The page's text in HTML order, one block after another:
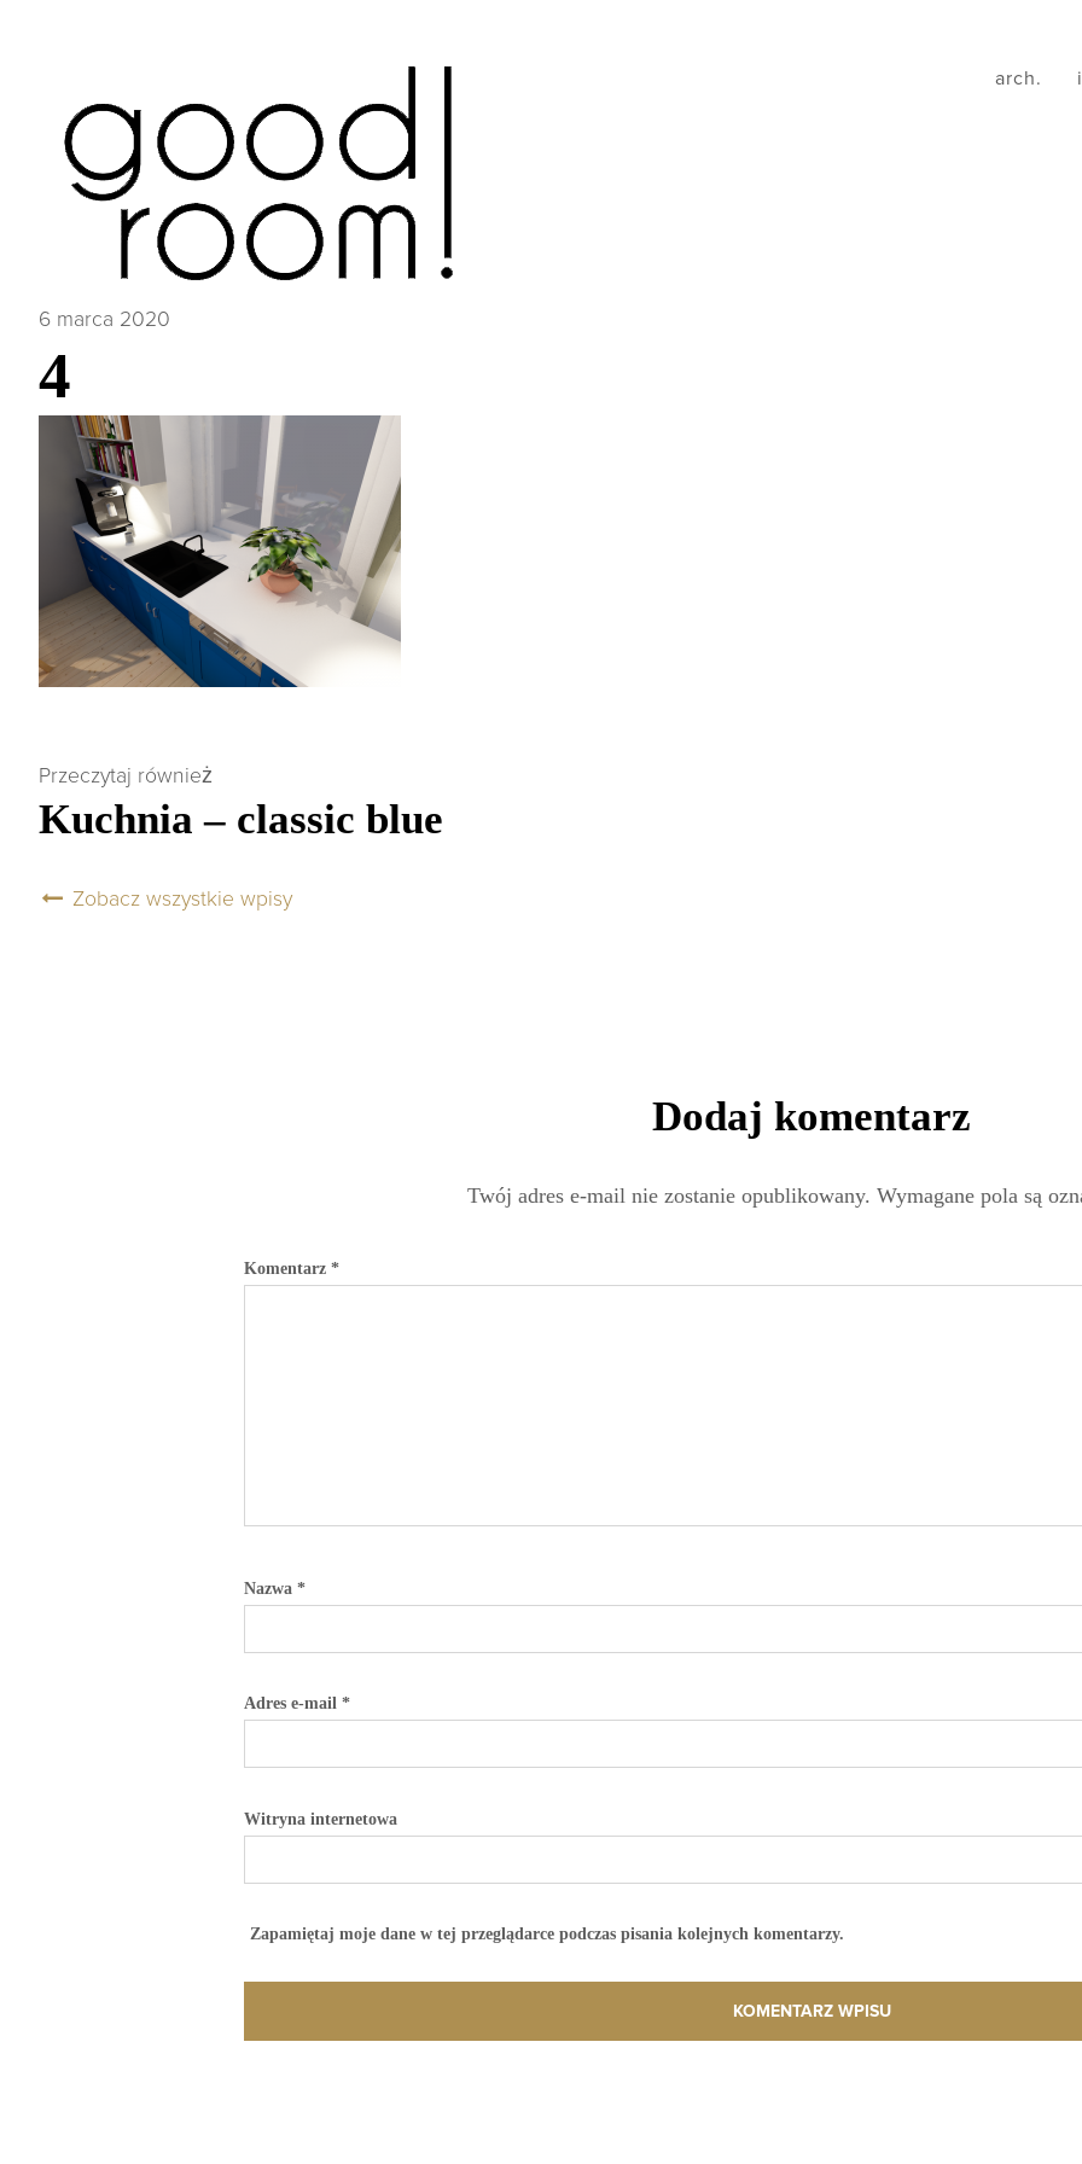
arch.
6 marca 2020
4
Przeczytaj również
Kuchnia – classic blue
Zobacz wszystkie wpisy
Dodaj komentarz
Twój adres e-mail nie zostanie opublikowany. Wymagane pola są
Komentarz *
Nazwa *
Adres e-mail *
Witryna internetowa
Zapamiętaj moje dane w tej przeglądarce podczas pisania kolejnych komentarzy.